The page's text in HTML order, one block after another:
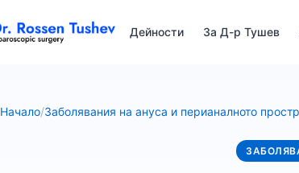
Дейности За Д-р Тушев
Начало/Заболявания на ануса и перианалното